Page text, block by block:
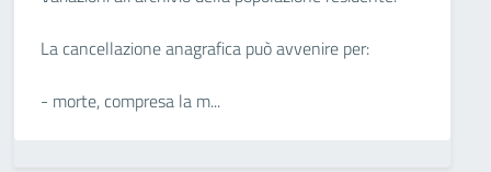
La cancellazione anagrafica può avvenire per:
- morte, compresa la m...